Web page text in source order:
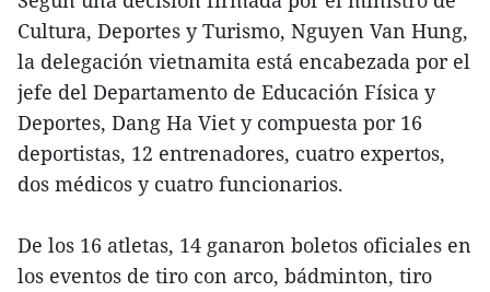
Cultura, Deportes y Turismo, Nguyen Van Hung,
la delegación vietnamita está encabezada por el
jefe del Departamento de Educación Física y
Deportes, Dang Ha Viet y compuesta por 16
deportistas, 12 entrenadores, cuatro expertos,
dos médicos y cuatro funcionarios.
De los 16 atletas, 14 ganaron boletos oficiales en
los eventos de tiro con arco, bádminton, tiro